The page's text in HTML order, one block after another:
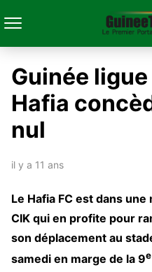
Guinée
Hafia
nul
il y a 11 ans
Le Hafia FC est dans une
CIK qui en profite pour
son déplacement au
samedi en marge de la 9e